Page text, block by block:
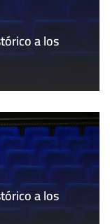
a los
a los